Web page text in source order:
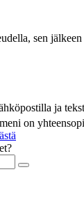
sen
ja
on